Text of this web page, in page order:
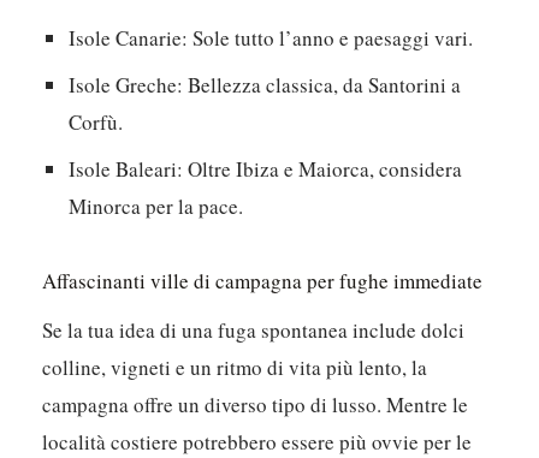
Isole Canarie: Sole tutto l’anno e paesaggi vari.
Isole Greche: Bellezza classica, da Santorini a
Corfù.
Isole Baleari: Oltre Ibiza e Maiorca, considera
Minorca per la pace.
Affascinanti ville di campagna per fughe immediate
Se la tua idea di una fuga spontanea include dolci
colline, vigneti e un ritmo di vita più lento, la
campagna offre un diverso tipo di lusso. Mentre le
località costiere potrebbero essere più ovvie per le